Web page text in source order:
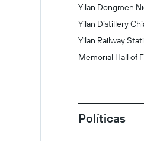
Yilan Dongmen
Yilan Distillery
Yilan Railway
Memorial Hall of
Políticas